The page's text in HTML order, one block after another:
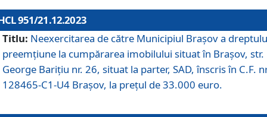
951/21.12.2023
Titlu: Neexercitarea de către Municipiul Brașov a
preemțiune la cumpărarea imobilului situat în Brașov, str.
George Barițiu nr. 26, situat la parter, SAD, înscris în C.F.
128465-C1-U4 Brașov, la prețul de 33.000 euro.